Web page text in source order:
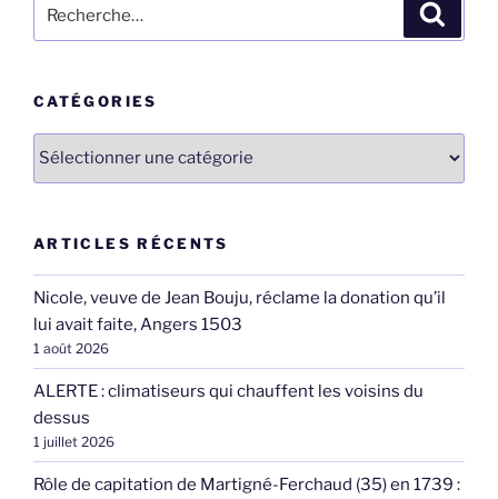
pour
CATÉGORIES
Catégories
ARTICLES RÉCENTS
Nicole, veuve de Jean Bouju, réclame la donation qu’il
lui avait faite, Angers 1503
1 août 2026
ALERTE : climatiseurs qui chauffent les voisins du
dessus
1 juillet 2026
Rôle de capitation de Martigné-Ferchaud (35) en 1739 :